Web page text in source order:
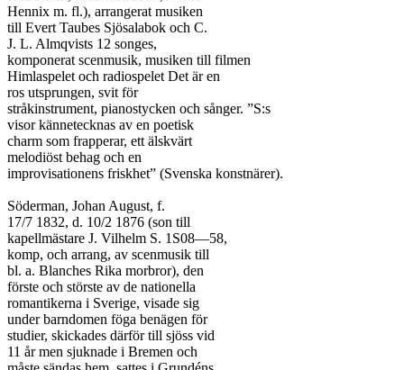
Hennix m. fl.), arrangerat musiken
till Evert Taubes Sjösalabok och C.
J. L. Almqvists 12 songes,
komponerat scenmusik, musiken till filmen
Himlaspelet och radiospelet Det är en
ros utsprungen, svit för
stråkinstrument, pianostycken och sånger. ”S:s
visor kännetecknas av en poetisk
charm som frapperar, ett älskvärt
melodiöst behag och en
improvisationens friskhet” (Svenska konstnärer).
Söderman, Johan August, f.
17/7 1832, d. 10/2 1876 (son till
kapellmästare J. Vilhelm S. 1S08—58,
komp, och arrang, av scenmusik till
bl. a. Blanches Rika morbror), den
förste och störste av de nationella
romantikerna i Sverige, visade sig
under barndomen föga benägen för
studier, skickades därför till sjöss vid
11 år men sjuknade i Bremen och